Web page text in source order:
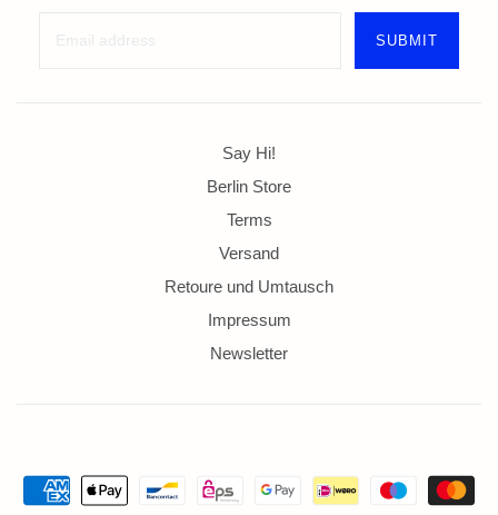
Say Hi!
Berlin Store
Terms
Versand
Retoure und Umtausch
Impressum
Newsletter